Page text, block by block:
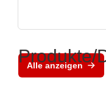
Alle anzeigen
Produkte/